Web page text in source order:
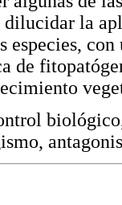
dilucidar la
especies,
de